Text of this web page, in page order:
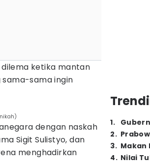
ketika mantan
sama ingin
dengan naskah
Sigit Sulistyo, dan
menghadirkan
1.
2.
3. Makan
4. Nilai